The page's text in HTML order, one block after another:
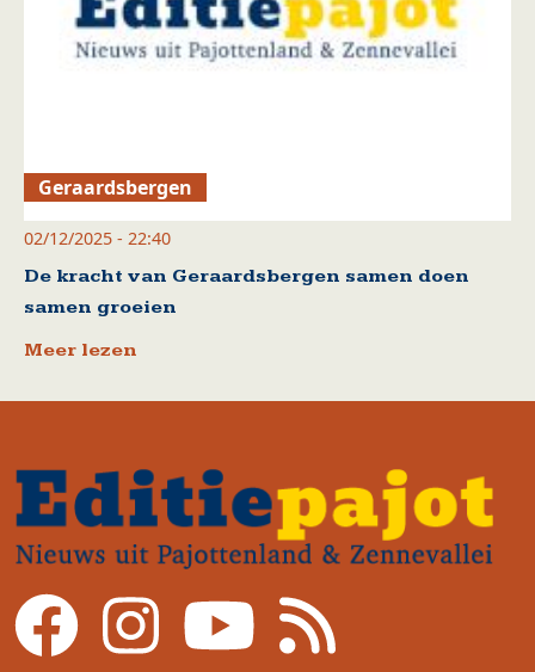
Geraardsbergen
02/12/2025 - 22:40
De kracht van Geraardsbergen samen doen
samen groeien
Meer lezen